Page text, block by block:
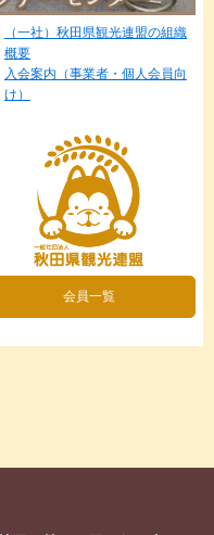
（一社）秋田県観光連盟の組織
概要
入会案内（事業者・個人会員向
け）
会員一覧